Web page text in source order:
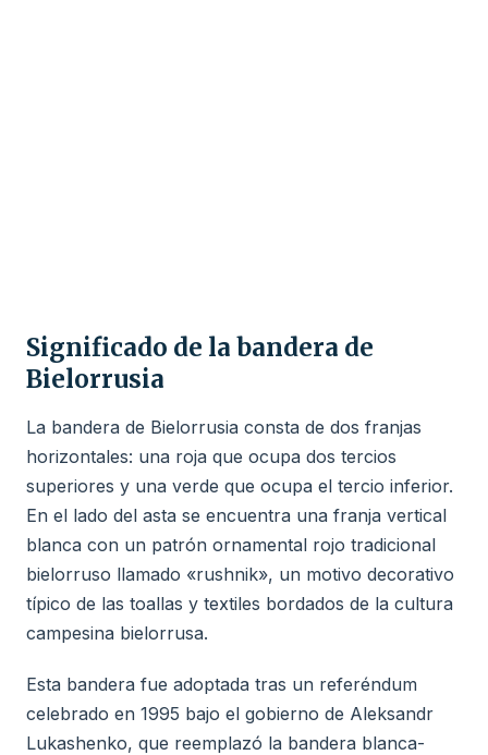
Significado de la bandera de
Bielorrusia
La bandera de Bielorrusia consta de dos franjas
horizontales: una roja que ocupa dos tercios
superiores y una verde que ocupa el tercio inferior.
En el lado del asta se encuentra una franja vertical
blanca con un patrón ornamental rojo tradicional
bielorruso llamado «rushnik», un motivo decorativo
típico de las toallas y textiles bordados de la cultura
campesina bielorrusa.
Esta bandera fue adoptada tras un referéndum
celebrado en 1995 bajo el gobierno de Aleksandr
Lukashenko, que reemplazó la bandera blanca-